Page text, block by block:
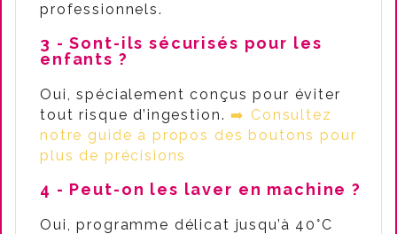
professionnels.
3 - Sont-ils sécurisés pour les
enfants ?
Oui, spécialement conçus pour éviter
tout risque d’ingestion.➡️ Consultez
notre guide à propos des boutons pour
plus de précisions
4 - Peut-on les laver en machine ?
Oui, programme délicat jusqu’à 40°C